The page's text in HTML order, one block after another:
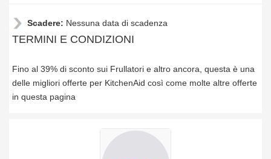
Scadere: Nessuna data di scadenza
TERMINI E CONDIZIONI
Fino al 39% di sconto sui Frullatori e altro ancora, questa è una
delle migliori offerte per KitchenAid così come molte altre offerte
in questa pagina